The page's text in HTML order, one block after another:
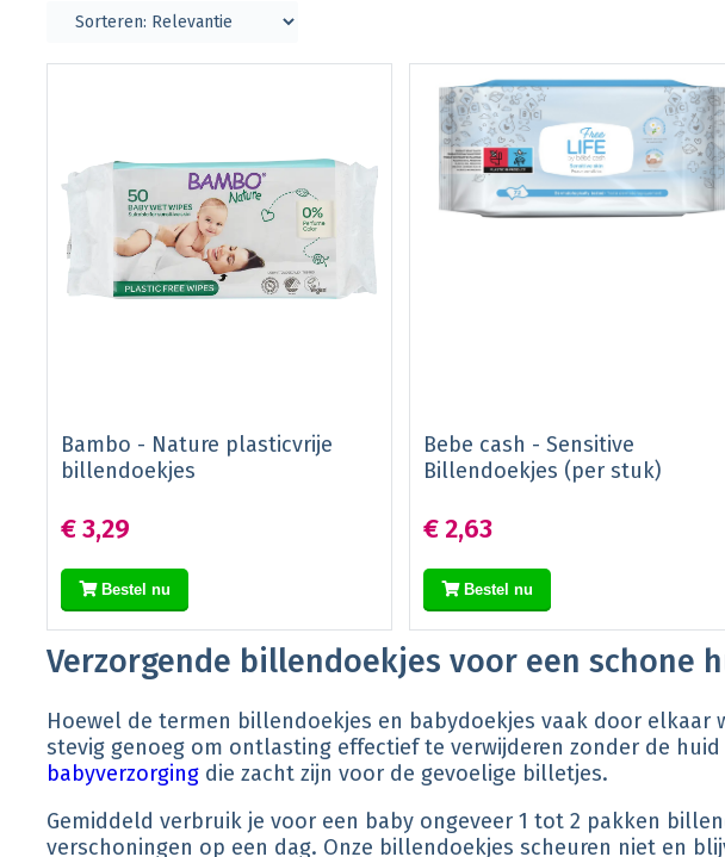
Bambo - Nature plasticvrije
billendoekjes
€ 3,29
Bestel nu
Bebe cash - Sensitive
Billendoekjes (per stuk)
€ 2,63
Bestel nu
Verzorgende billendoekjes voor een schone
Hoewel de termen billendoekjes en babydoekjes vaak door
stevig genoeg om ontlasting effectief te verwijderen zonder de
babyverzorging die zacht zijn voor de gevoelige billetjes.
Gemiddeld verbruik je voor een baby ongeveer 1 tot 2 pakken
verschoningen op een dag. Onze billendoekjes scheuren niet en